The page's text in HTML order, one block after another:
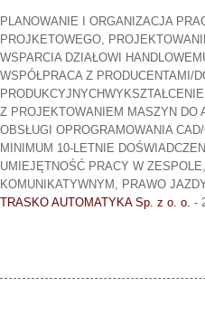
PLANOWANIE I ORGANIZACJA
PROJKETOWEGO,
WSPARCIA DZIAŁOWI
WSPÓŁPRACA Z PRODUCENTAMI/
Z PROJEKTOWANIEM MASZYN DO
OBSŁUGI OPROGRAMOWANIA
MINIMUM 10-LETNIE
UMIEJĘTNOŚĆ PRACY W
KOMUNIKATYWNYM, PRAWO
TRASKO AUTOMATYKA Sp. z o. o. -